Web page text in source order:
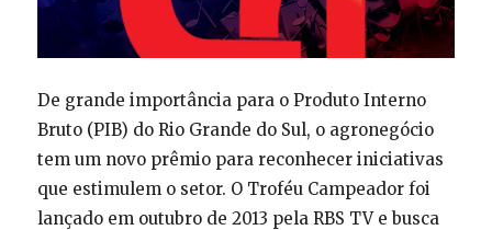
De grande importância para o Produto Interno
Bruto (PIB) do Rio Grande do Sul, o agronegócio
tem um novo prêmio para reconhecer iniciativas
que estimulem o setor. O Troféu Campeador foi
lançado em outubro de 2013 pela RBS TV e busca